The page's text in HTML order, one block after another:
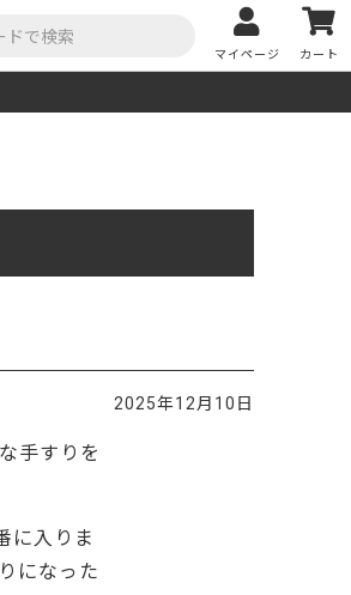
よび価格帯チャート
ル
澄
ご利用ガイド
ユーカリ
楡
ド
マイページ カート
2025年12月10日
手すりを
に入りま
になった